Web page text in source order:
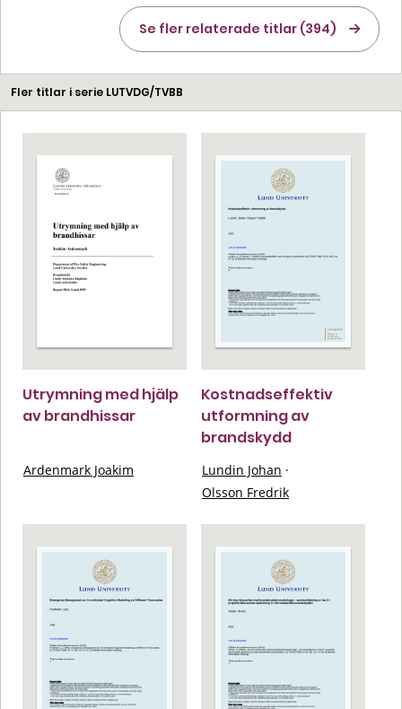
Se fler relaterade titlar (394)
Fler titlar i serie LUTVDG/TVBB
Utrymning med hjälp
av brandhissar
Ardenmark Joakim
Kostnadseffektiv
utformning av
brandskydd
Lundin Johan ·
Olsson Fredrik